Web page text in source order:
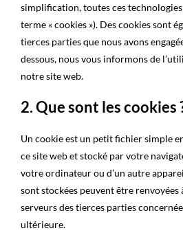
simplification, toutes ces
terme « cookies »). Des cookies sont
tierces parties que nous avons
dessous, nous vous informons de
notre site web.
2. Que sont les cookies
Un cookie est un petit fichier simple
ce site web et stocké par votre
votre ordinateur ou d’un autre
sont stockées peuvent être renvoyées
serveurs des tierces parties
ultérieure.